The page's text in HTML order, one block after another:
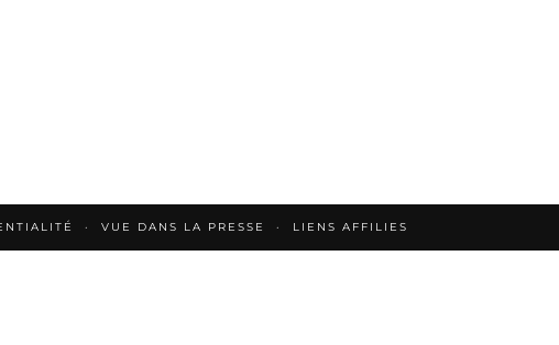
VUE DANS LA PRESSE LIENS AFFILIES